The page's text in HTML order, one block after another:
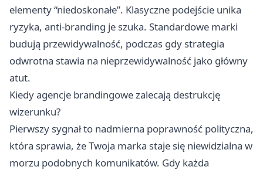
elementy “niedoskonałe”. Klasyczne podejście unika
ryzyka, anti-branding je szuka. Standardowe marki
budują przewidywalność, podczas gdy strategia
odwrotna stawia na nieprzewidywalność jako główny
atut.
Kiedy agencje brandingowe zalecają destrukcję
wizerunku?
Pierwszy sygnał to nadmierna poprawność polityczna,
która sprawia, że Twoja marka staje się niewidzialna w
morzu podobnych komunikatów. Gdy każda